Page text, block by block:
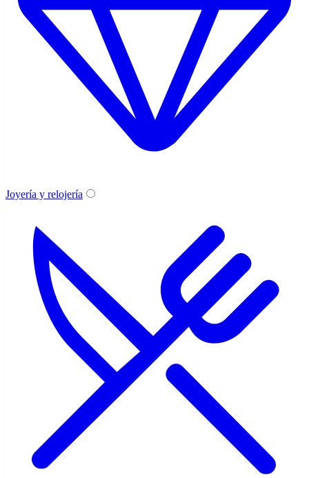
Joyería y relojería